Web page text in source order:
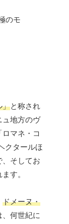
」と称され
ュ地方のヴ
マネ・コ
クタールほ
、そしてお
す。
ドメーヌ・
、何世紀に